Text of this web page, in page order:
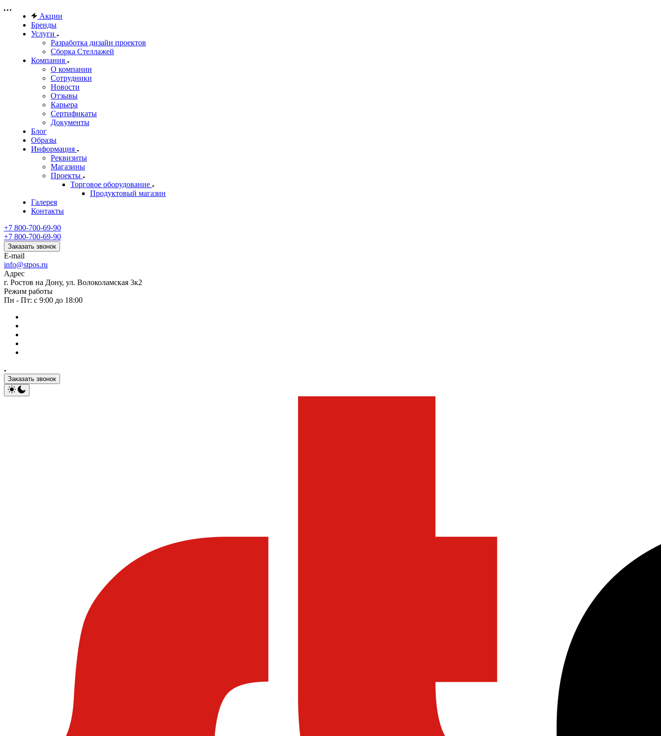
Акции
Бренды
Услуги
Разработка дизайн проектов
Сборка Стеллажей
Компания
О компании
Сотрудники
Новости
Отзывы
Карьера
Сертификаты
Документы
Блог
Образы
Информация
Реквизиты
Магазины
Проекты
Торговое оборудование
Продуктовый магазин
Галерея
Контакты
+7 800-700-69-90
+7 800-700-69-90
Заказать звонок
E-mail
info@stpos.ru
Адрес
г. Ростов на Дону, ул. Волоколамская 3к2
Режим работы
Пн - Пт: с 9:00 до 18:00
Заказать звонок